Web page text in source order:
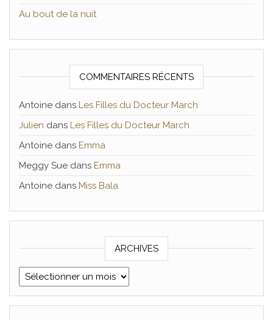
Au bout de la nuit
COMMENTAIRES RÉCENTS
Antoine dans Les Filles du Docteur March
Julien dans Les Filles du Docteur March
Antoine dans Emma
Meggy Sue dans Emma
Antoine dans Miss Bala
ARCHIVES
Archives